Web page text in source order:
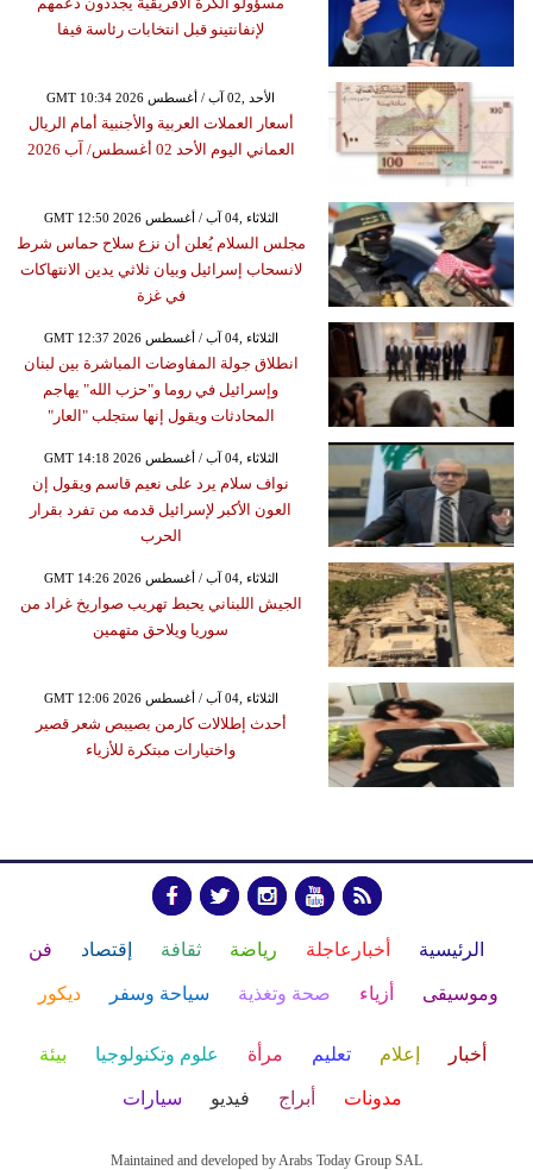
لإنفانتينو قبل انتخابات رئاسة فيفا
GMT 10:34 2026 الأحد ,02 آب / أغسطس
أسعار العملات العربية والأجنبية أمام الريال
العماني اليوم الأحد 02 أغسطس/ آب 2026
GMT 12:50 2026 الثلاثاء ,04 آب / أغسطس
مجلس السلام يُعلن أن نزع سلاح حماس شرط
لانسحاب إسرائيل وبيان ثلاثي يدين الانتهاكات
في غزة
GMT 12:37 2026 الثلاثاء ,04 آب / أغسطس
انطلاق جولة المفاوضات المباشرة بين لبنان
وإسرائيل في روما و"حزب الله" يهاجم
المحادثات ويقول إنها ستجلب "العار"
GMT 14:18 2026 الثلاثاء ,04 آب / أغسطس
نواف سلام يرد على نعيم قاسم ويقول إن
العون الأكبر لإسرائيل قدمه من تفرد بقرار
الحرب
GMT 14:26 2026 الثلاثاء ,04 آب / أغسطس
الجيش اللبناني يحبط تهريب صواريخ غراد من
سوريا ويلاحق متهمين
GMT 12:06 2026 الثلاثاء ,04 آب / أغسطس
أحدث إطلالات كارمن بصيبص شعر قصير
واختيارات مبتكرة للأزياء
الرئيسية أخبارعاجلة رياضة ثقافة إقتصاد فن
وموسيقى أزياء صحة وتغذية سياحة وسفر ديكور
أخبار إعلام تعليم مرأة علوم وتكنولوجيا بيئة
مدونات أبراج فيديو سيارات
Maintained and developed by Arabs Today Group SAL